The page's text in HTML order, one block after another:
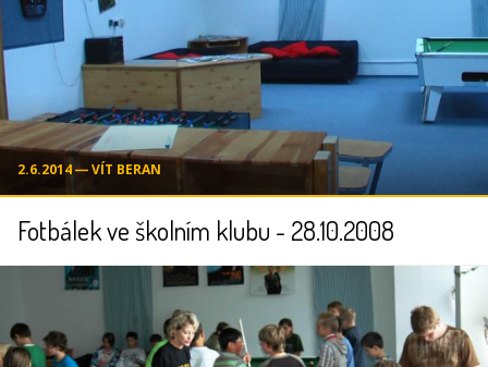
2.6.2014 ― VÍT BERAN
Fotbálek ve školním klubu - 28.10.2008